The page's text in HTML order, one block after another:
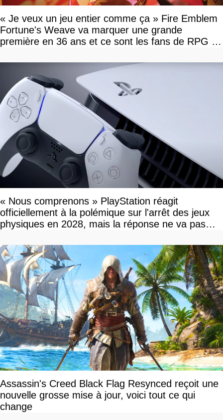
« Je veux un jeu entier comme ça » Fire Emblem
Fortune's Weave va marquer une grande
première en 36 ans et ce sont les fans de RPG en
« Nous comprenons » PlayStation réagit
officiellement à la polémique sur l'arrêt des jeux
physiques en 2028, mais la réponse ne va pas
Assassin's Creed Black Flag Resynced reçoit une
nouvelle grosse mise à jour, voici tout ce qui
change